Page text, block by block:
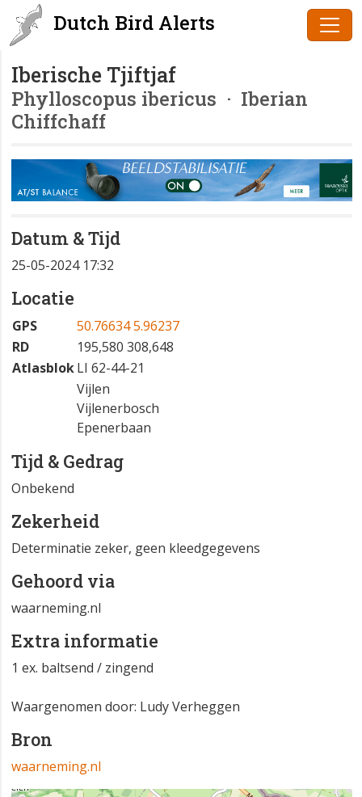
Dutch Bird Alerts
Iberische Tjiftjaf
Phylloscopus ibericus · Iberian
Chiffchaff
Datum & Tijd
25-05-2024 17:32
Locatie
GPS
50.76634 5.96237
RD
195,580 308,648
AtlasblokLI 62-44-21
Vijlen
Vijlenerbosch
Epenerbaan
Tijd & Gedrag
Onbekend
Zekerheid
Determinatie zeker, geen kleedgegevens
Gehoord via
waarneming.nl
Extra informatie
1 ex. baltsend / zingend
Waargenomen door: Ludy Verheggen
Bron
waarneming.nl